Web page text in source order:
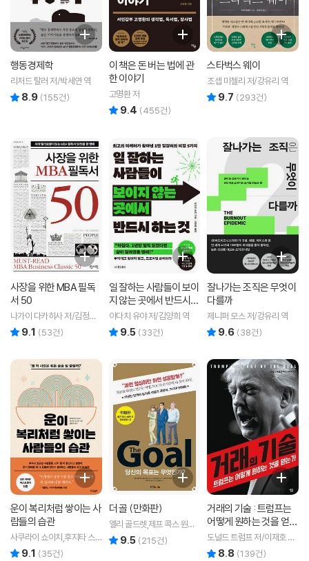
행동경제학
리처드 탈러 저/박세연 역
8.9 (155건)
이 책은 돈 버는 법에 관
한 이야기
고명환 저
9.4 (455건)
스타벅스 웨이
조셉 미첼리 저/강유리 역
9.7 (293건)
사장을 위한 MBA 필독
서 50
나가이 다카히사 저/김정환
역 9.1 (53건)
일 잘하는 사람들이 보이
지 않는 곳에서 반드시
하는 것
아다치 유야 저/김양희 역
9.5 (33건)
잘나가는 조직은 무엇이
다를까
제니퍼 모스 저/강유리 역
9.6 (38건)
운이 복리처럼 쌓이는 사
람들의 습관
사쿠라이 쇼이치,후지타 스
스무 공저/김현화 역
9.1 (35건)
더 골 (만화판)
엘리 골드렛,제프 콕스 원저/
기시라 유지 감수/아오키 다
케오 각색/아오타 야마 만화/
9.5 (215건)
거래의 기술 : 트럼프는
어떻게 원하는 것을 얻는
가
도널드 트럼프 저/이재호 역
저 8.8 (139건)